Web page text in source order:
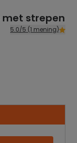
met strepen
5.0/5 (1 mening)